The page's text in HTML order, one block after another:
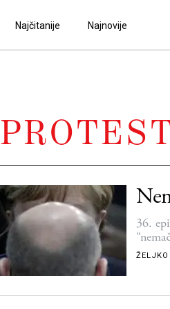
Najčitanije Najnovije
36.
ŽELJKO